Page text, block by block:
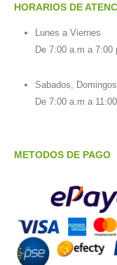
HORARIOS DE
Lunes a Viernes
De 7:00 a.m a 7:00
Sabados,
De 7:00 a.m a
METODOS DE PAGO